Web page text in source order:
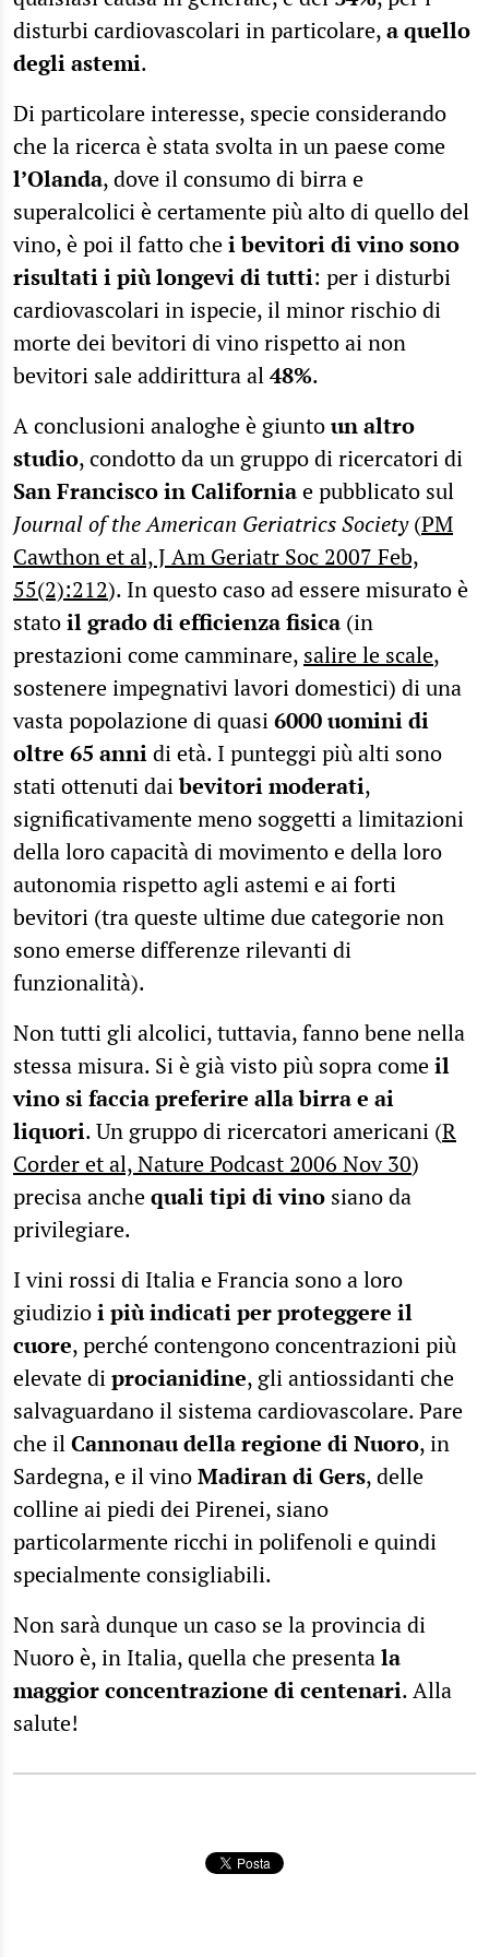
disturbi cardiovascolari in particolare,a quello
degli astemi.
Di particolare interesse, specie considerando
che la ricerca è stata svolta in un paese come
l’Olanda, dove il consumo di birra e
superalcolici è certamente più alto di quello del
vino, è poi il fatto chei bevitori di vino sono
risultati i più longevi di tutti: per i disturbi
cardiovascolari in ispecie, il minor rischio di
morte dei bevitori di vino rispetto ai non
bevitori sale addirittura al48%.
A conclusioni analoghe è giuntoun altro
studio, condotto da un gruppo di ricercatori di
San Francisco in Californiae pubblicato sul
Journal of the American Geriatrics Society(PM
Cawthon et al, J Am Geriatr Soc 2007 Feb,
55(2):212). In questo caso ad essere misurato è
statoil grado di efficienza fisica (in
prestazioni come camminare, salire le scale,
sostenere impegnativi lavori domestici) di una
vasta popolazione di quasi6000 uomini di
oltre 65 annidi età. I punteggi più alti sono
stati ottenuti daibevitori moderati,
significativamente meno soggetti a limitazioni
della loro capacità di movimento e della loro
autonomia rispetto agli astemi e ai forti
bevitori (tra queste ultime due categorie non
sono emerse differenze rilevanti di
funzionalità).
Non tutti gli alcolici, tuttavia, fanno bene nella
stessa misura. Si è già visto più sopra comeil
vino si faccia preferire alla birra e ai
liquori. Un gruppo di ricercatori americani (R
Corder et al, Nature Podcast 2006 Nov 30)
precisa anchequali tipi di vino siano da
privilegiare.
I vini rossi di Italia e Francia sono a loro
giudizioi più indicati per proteggere il
cuore, perché contengono concentrazioni più
elevate diprocianidine, gli antiossidanti che
salvaguardano il sistema cardiovascolare. Pare
che ilCannonau della regione di Nuoro, in
Sardegna, e il vinoMadiran di Gers, delle
colline ai piedi dei Pirenei, siano
particolarmente ricchi in polifenoli e quindi
specialmente consigliabili.
Non sarà dunque un caso se la provincia di
Nuoro è, in Italia, quella che presentala
maggior concentrazione di centenari. Alla
salute!